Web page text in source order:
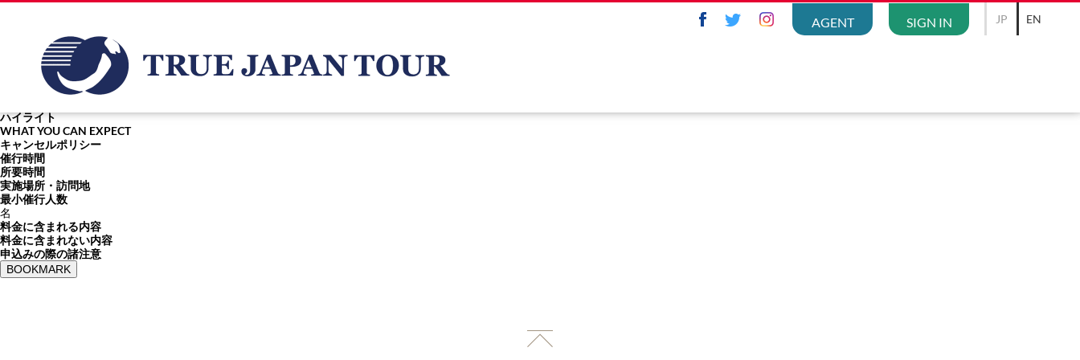
AGENT SIGN IN JP EN
ハイライト
WHAT YOU CAN EXPECT
キャンセルポリシー
催行時間
所要時間
実施場所・訪問地
最小催行人数
名
料金に含まれる内容
料金に含まれない内容
申込みの際の諸注意
BOOKMARK